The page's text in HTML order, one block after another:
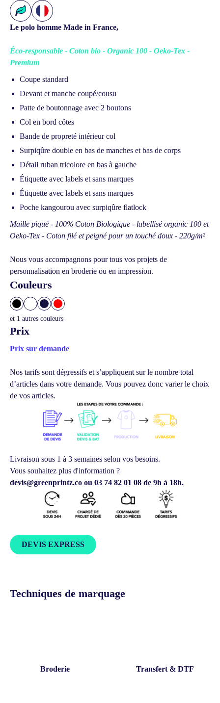
Le polo homme Made in France,
Éco-responsable - Coton bio - Organic 100 - Oeko-Tex -
Premium
Coupe standard
Devant et manche coupé/cousu
Patte de boutonnage avec 2 boutons
Col en bord côtes
Bande de propreté intérieur col
Surpiqûre double en bas de manches et bas de corps
Détail ruban tricolore en bas à gauche
Étiquette avec labels et sans marques
Étiquette avec labels et sans marques
Poche kangourou avec surpiqûre flatlock
Maille piqué - 100% Coton Biologique - labellisé organic 100 et
Oeko-Tex - Coton filé et peigné pour un touché doux - 220g/m²
Nous vous accompagnons pour tous vos projets de
personnalisation en broderie ou en impression.
Couleurs
et 1 autres couleurs
Prix
Prix sur demande
Nos tarifs sont dégressifs et s’appliquent sur le nombre total
d’articles dans votre demande. Vous pouvez donc varier le choix
de vos articles.
Livraison sous 1 à 3 semaines selon vos besoins.
Vous souhaitez plus d'information ?
devis@greenprintz.co ou 03 74 82 01 08 de 9h à 18h.
DEVIS EXPRESS
Techniques de marquage
Broderie Transfert & DTF